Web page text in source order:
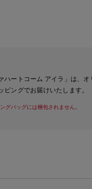
ハートコーム アイラ」は、オ
ピングでお届けいたします。
グバッグには梱包されません。